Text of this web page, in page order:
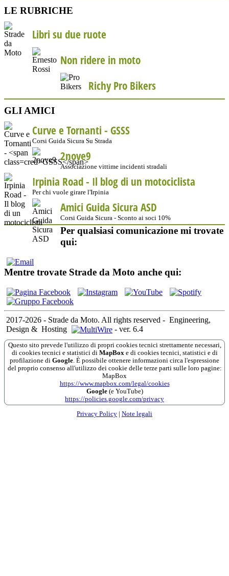
LE RUBRICHE
Libri su due ruote
Non ridere in moto
Richy Pro Bikers
GLI AMICI
Curve e Tornanti - GSSS
Corsi Guida Sicura Su Strada
2nove9
Associazione vittime incidenti stradali
Irpinia Road - Il blog di un motociclista
Per chi vuole girare l'Irpinia
Amici Guida Sicura ASD
Corsi Guida Sicura - Sconto ai soci 10%
Per qualsiasi comunicazione mi trovate
qui:
Mentre trovate Strade da Moto anche qui:
2017-2026 - Strade da Moto. All rights reserved - Engineering,
Design & Hosting - ver. 6.4
Questo sito prevede l'utilizzo di propri cookies tecnici strettamente necessari,
di cookies tecnici e statistici di MapBoxe di cookies tecnici, statistici e di
profilazione di Google. È possibile ottenere informazioni circa l'espressione
del proprio consenso all'utilizzo dei cookie delle terze parti sulle loro pagine:
MapBox
https://www.mapbox.com/legal/cookies
Google(e YouTube)
https://policies.google.com/privacy
Privacy Policy Note legali